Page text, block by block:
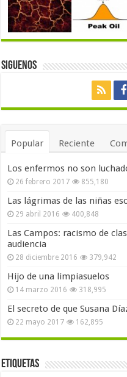
Siguenos
Popular Reciente
Los enfermos no son
26 febrero 2017 855,180
Las lágrimas de las niñas
29 abril 2016 400,848
Las Campos: racismo de
audiencia
28 diciembre 2016 379,942
Hijo de una limpiasuelos
14 marzo 2016 318,995
El secreto de que Susana
22 mayo 2017 162,895
Etiquetas